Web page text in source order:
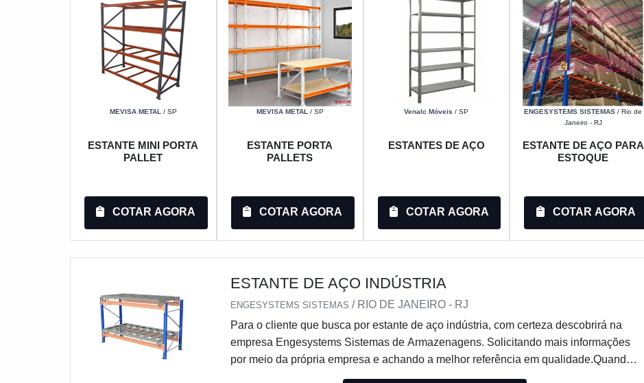
MEVISA METAL / SP
ESTANTE MINI PORTA
PALLET
COTAR AGORA
MEVISA METAL / SP
ESTANTE PORTA
PALLETS
COTAR AGORA
Venalc Móveis / SP
ESTANTES DE AÇO
COTAR AGORA
ENGESYSTEMS SISTEMAS / Rio de
Janeiro - RJ
ESTANTE DE AÇO PARA
ESTOQUE
COTAR AGORA
ESTANTE DE AÇO INDÚSTRIA
ENGESYSTEMS SISTEMAS / RIO DE JANEIRO - RJ
Para o cliente que busca por estante de aço indústria, com certeza descobrirá na
empresa Engesystems Sistemas de Armazenagens. Solicitando mais informações
por meio da própria empresa e achando a melhor referência em qualidade.Quando
a temática é estante de aço indústria, com a Engesystems Sistemas de